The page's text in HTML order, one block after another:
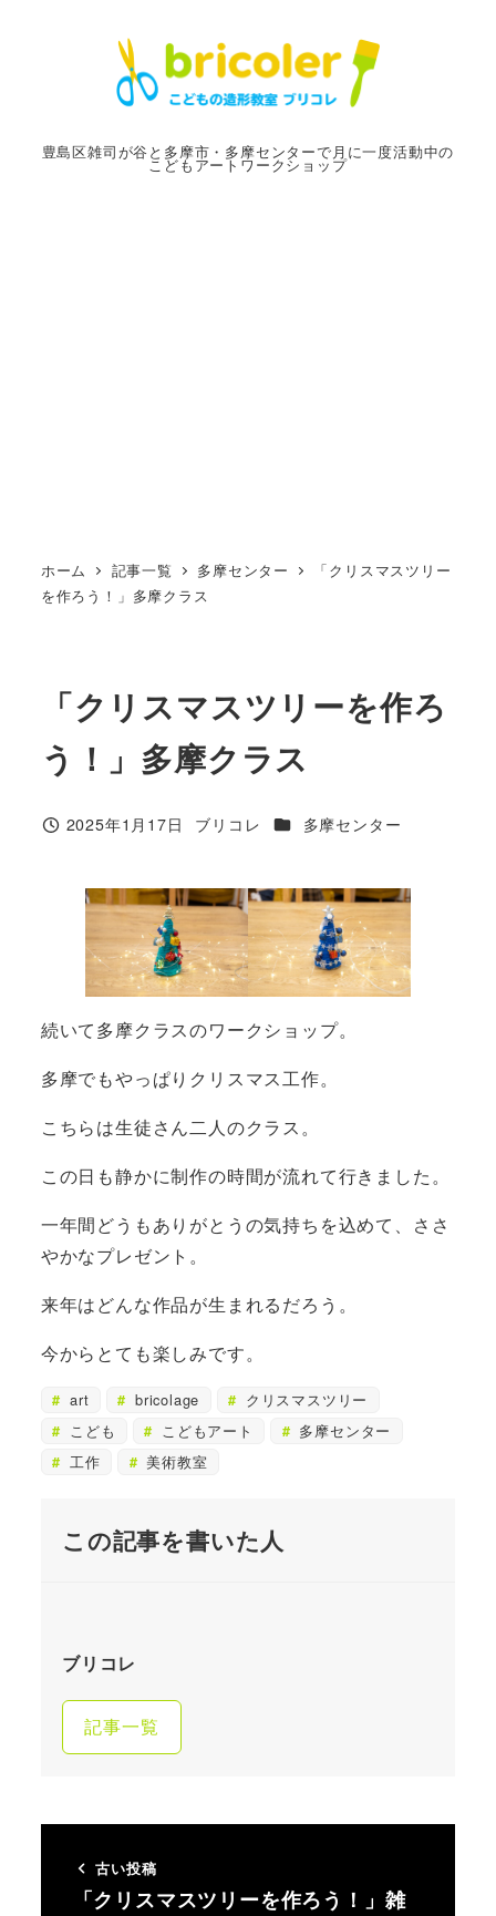
豊島区雑司が谷と多摩市・多摩センターで月に一度活動中の
こどもアートワークショップ
ホーム 記事一覧 多摩センター
「クリスマスツリー
を作ろう！」多摩クラス
「クリスマスツリーを作ろ
う！」多摩クラス
投稿日
2025年1月17日
著
ブリコレ カテゴリー
多摩センター
続いて多摩クラスのワークショップ。
多摩でもやっぱりクリスマス工作。
こちらは生徒さん二人のクラス。
この日も静かに制作の時間が流れて行きました。
一年間どうもありがとうの気持ちを込めて、ささ
やかなプレゼント。
来年はどんな作品が生まれるだろう。
今からとても楽しみです。
art bricolage
クリスマスツリー
こども
こどもアート
多摩センター
工作
美術教室
この記事を書いた人
ブリコレ
記事一覧
古い投稿
「クリスマスツリーを作ろう！」雑